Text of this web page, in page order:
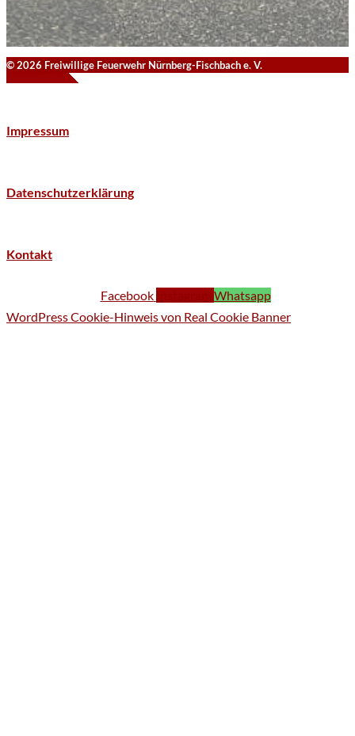
© 2026 Freiwillige Feuerwehr Nürnberg-Fischbach e. V.
Impressum
Datenschutzerklärung
Kontakt
Facebook
Whatsapp
WordPress Cookie-Hinweis von Real Cookie Banner